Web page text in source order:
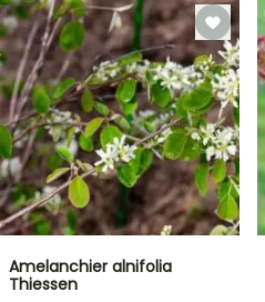
Amelanchier alnifolia
Thiessen